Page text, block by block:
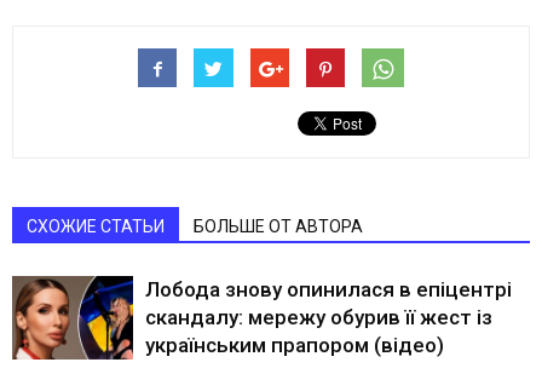
СХОЖИЕ СТАТЬИ БОЛЬШЕ ОТ АВТОРА
Лобода знову опинилася в епіцентрі
скандалу: мережу обурив її жест із
українським прапором (відео)